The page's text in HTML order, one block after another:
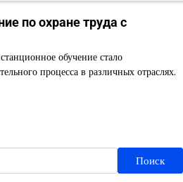
по охране труда с
обучение стало
процесса в различных отраслях.
Поиск